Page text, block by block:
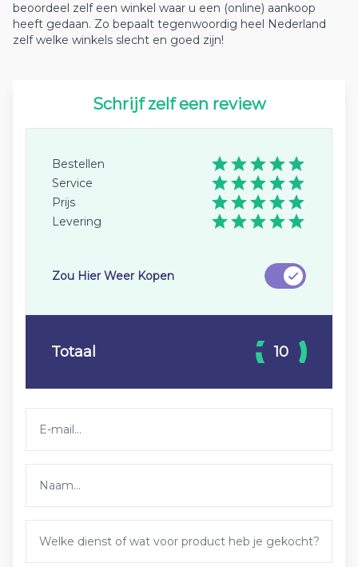
beoordeel zelf een winkel waar u een (online) aankoop
heeft gedaan. Zo bepaalt tegenwoordig heel Nederland
zelf welke winkels slecht en goed zijn!
Schrijf zelf een review
Bestellen
Service
Prijs
Levering
Zou Hier Weer Kopen
Totaal 10